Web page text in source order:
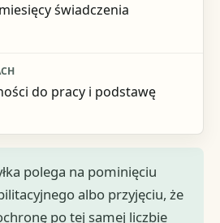
świadczenia
do pracy i podstawę
polega na pominięciu
albo przyjęciu, że
po tej samej liczbie